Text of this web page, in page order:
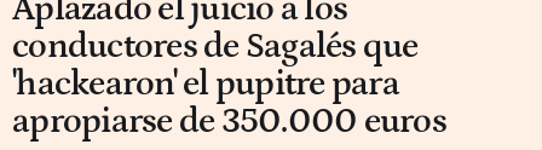
Aplazado el juicio a los
conductores de Sagalés que
'hackearon' el pupitre para
apropiarse de 350.000 euros